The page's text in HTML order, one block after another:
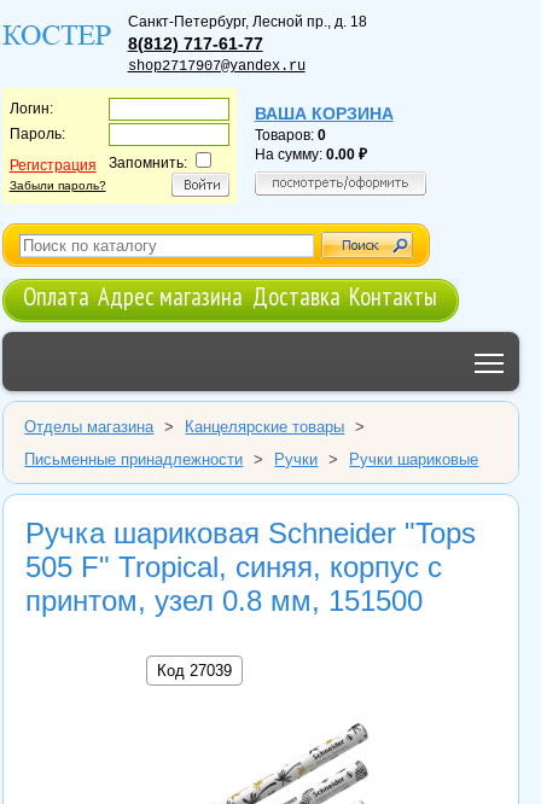
Санкт-Петербург, Лесной пр., д. 18
8(812) 717-61-77
shop2717907@yandex.ru
Логин:
Пароль:
Регистрация
Забыли пароль?
Запомнить:
ВАША КОРЗИНА
Товаров: 0
На сумму: 0.00
Оплата Адрес магазина Доставка Контакты
Отделы магазина > Канцелярские товары
>
Письменные принадлежности
> Ручки > Ручки шариковые
Ручка шариковая Schneider "Tops
505 F" Tropical, синяя, корпус с
принтом, узел 0.8 мм, 151500
Код 27039